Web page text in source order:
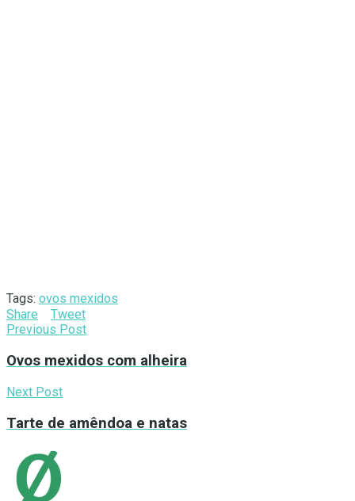
Tags: ovos mexidos
Share
Tweet
Previous Post
Ovos mexidos com alheira
Next Post
Tarte de amêndoa e natas